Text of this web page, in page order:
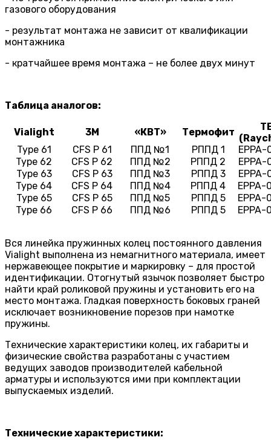
газового оборудования
- результат монтажа не зависит от квалификации
монтажника
- кратчайшее время монтажа – не более двух минут
Таблица аналогов:
Vialight 3М «КВТ» Термофит
Type 61
CFS P 61 ППД №1 РППД 1
EPPA-
Type 62
CFS P 62 ППД №2 РППД 2
EPPA-
Type 63
CFS P 63 ППД №3 РППД 3
Type 64
CFS P 64 ППД №4 РППД 4
EPPA-
Type 65
CFS P 65 ППД №5 РППД 5
EPPA-
Type 66
CFS P 66 ППД №6 РППД 5 EPPA-
Вся линейка пружинных колец постоянного давления
Vialight выполнена из немагнитного материала, имеет
нержавеющее покрытие и маркировку – для простой
идентификации. Отогнутый язычок позволяет быстро
найти край роликовой пружины и установить его на
место монтажа. Гладкая поверхность боковых граней
исключает возникновение порезов при намотке
пружины.
Технические характеристики колец, их габариты и
физические свойства разработаны с участием
ведущих заводов производителей кабельной
арматуры и используются ими при комплектации
выпускаемых изделий.
Технические характеристики: